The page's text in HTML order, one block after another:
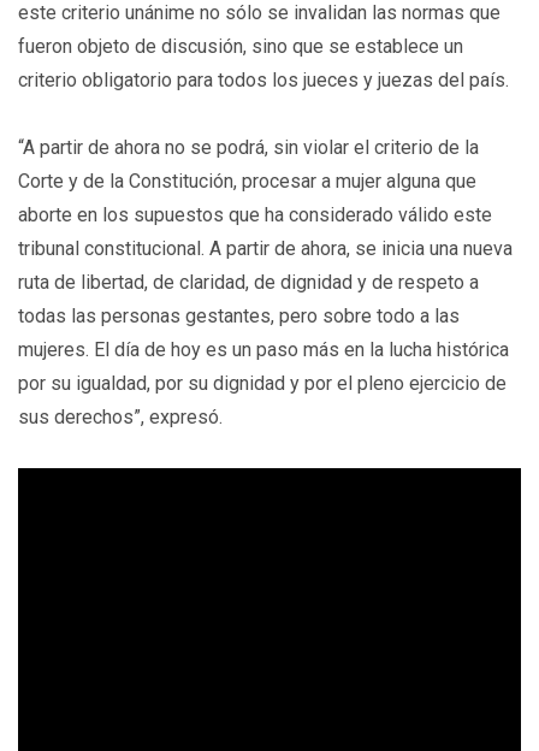
este criterio unánime no sólo se invalidan las normas que
fueron objeto de discusión, sino que se establece un
criterio obligatorio para todos los jueces y juezas del país.
“A partir de ahora no se podrá, sin violar el criterio de la
Corte y de la Constitución, procesar a mujer alguna que
aborte en los supuestos que ha considerado válido este
tribunal constitucional. A partir de ahora, se inicia una nueva
ruta de libertad, de claridad, de dignidad y de respeto a
todas las personas gestantes, pero sobre todo a las
mujeres. El día de hoy es un paso más en la lucha histórica
por su igualdad, por su dignidad y por el pleno ejercicio de
sus derechos”, expresó.